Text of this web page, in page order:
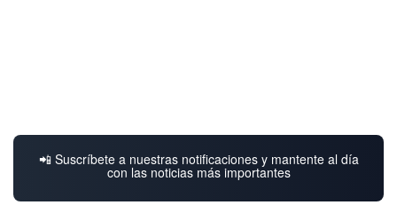
📲 Suscríbete a nuestras notificaciones y mantente al día
con las noticias más importantes